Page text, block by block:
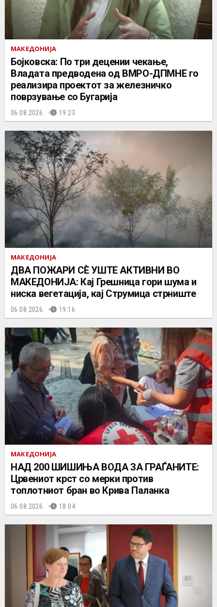
МАКЕДОНИЈА
Бојковска: По три децении чекање,
Владата предводена од ВМРО-ДПМНЕ го
реализира проектот за железничко
поврзување со Бугарија
06.08.2026. 19:23
МАКЕДОНИЈА
ДВА ПОЖАРИ СÈ УШТЕ АКТИВНИ ВО
МАКЕДОНИЈА: Кај Грешница гори шума и
ниска вегетација, кај Струмица стрниште
06.08.2026. 19:16
МАКЕДОНИЈА
НАД 200 ШИШИЊА ВОДА ЗА ГРАЃАНИТЕ:
Црвениот крст со мерки против
топлотниот бран во Крива Паланка
06.08.2026. 18:04